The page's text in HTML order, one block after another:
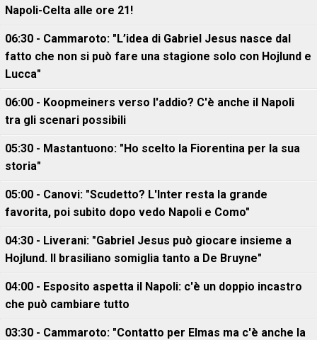
Napoli-Celta alle ore 21!
06:30 - Cammaroto: "L’idea di Gabriel Jesus nasce dal
fatto che non si può fare una stagione solo con Hojlund e
Lucca"
06:00 - Koopmeiners verso l'addio? C'è anche il Napoli
tra gli scenari possibili
05:30 - Mastantuono: "Ho scelto la Fiorentina per la sua
storia"
05:00 - Canovi: "Scudetto? L'Inter resta la grande
favorita, poi subito dopo vedo Napoli e Como"
04:30 - Liverani: "Gabriel Jesus può giocare insieme a
Hojlund. Il brasiliano somiglia tanto a De Bruyne"
04:00 - Esposito aspetta il Napoli: c'è un doppio incastro
che può cambiare tutto
03:30 - Cammaroto: "Contatto per Elmas ma c'è anche la